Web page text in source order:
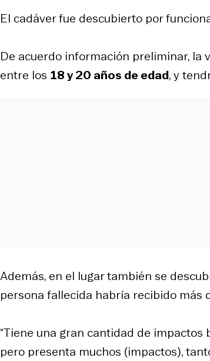
El cadáver fue descubierto por
De acuerdo información preliminar, la
entre los 18 y 20 años de edad, y
Además, en el lugar también se
persona fallecida habría recibido más
“Tiene una gran cantidad de
pero presenta muchos (impactos),